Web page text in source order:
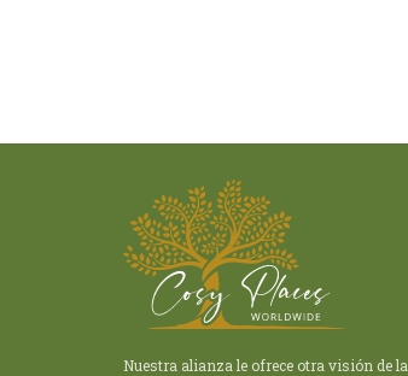
Nuestra alianza le ofrece otra visión de la